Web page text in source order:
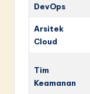
DevOps
Arsitek
Cloud
Tim
Keamanan